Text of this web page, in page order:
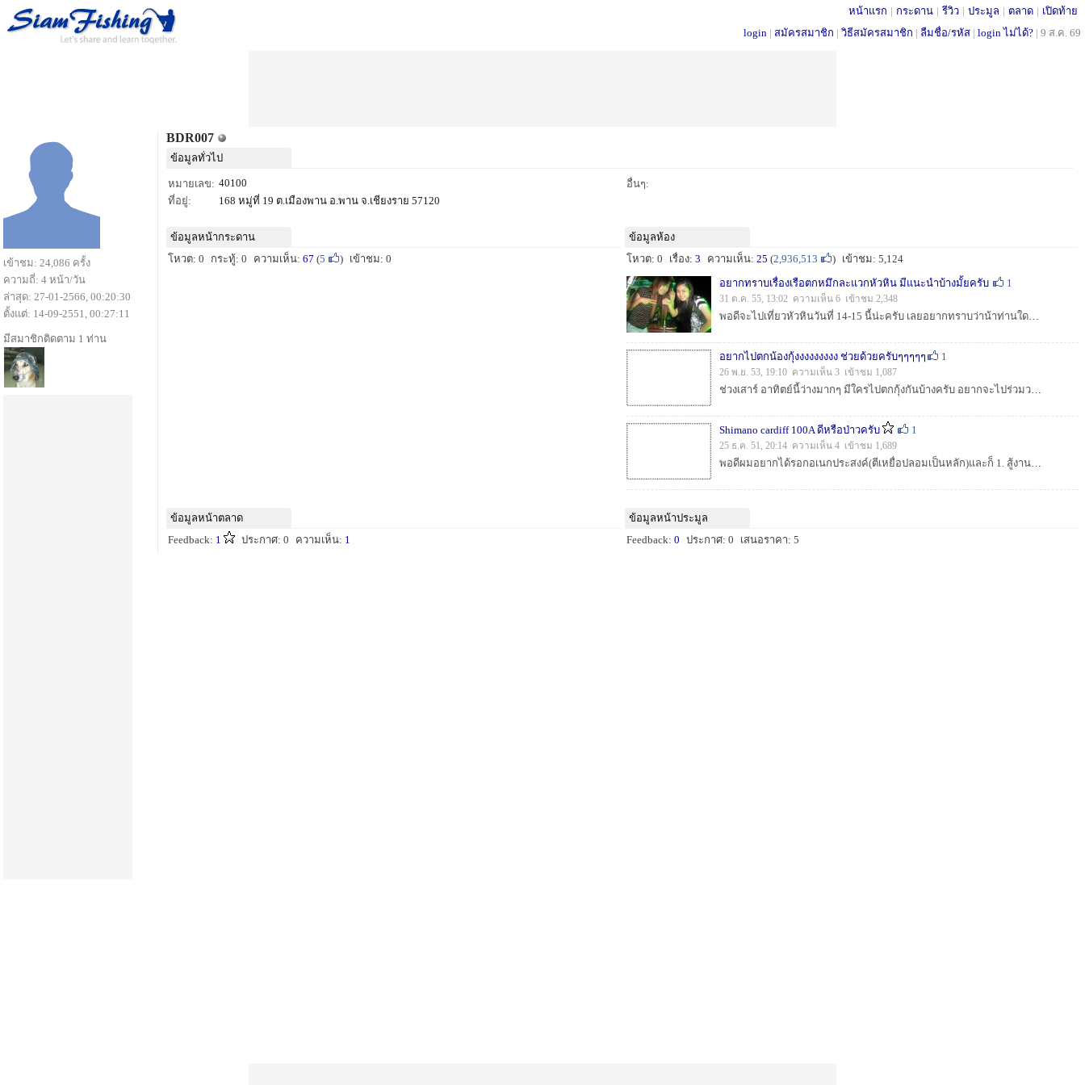
หน้าแรก | กระดาน | รีวิว | ประมูล | ตลาด | เปิดท้าย
login | สมัครสมาชิก | วิธีสมัครสมาชิก | ลืมชื่อ/รหัส | login ไม่ได้? | 9 ส.ค. 69
BDR007
ข้อมูลทั่วไป
หมายเลข: 40100
ที่อยู่:
168 หมู่ที่ 19 ต.เมืองพาน อ.พาน จ.เชียงราย 57120
อื่นๆ:
ข้อมูลหน้ากระดาน
โหวต: 0
กระทู้: 0 ความเห็น: 67 (5 ) เข้าชม: 0
ข้อมูลห้อง
โหวต: 0
เรื่อง: 3 ความเห็น: 25 (2,936,513 ) เข้าชม: 5,124
อยากทราบเรื่องเรือตกหมึกละแวกหัวหิน มีแนะนำบ้างมั้ยครับ
1
31 ต.ค. 55, 13:02 ความเห็น 6 เข้าชม 2,348
พอดีจะไปเที่ยวหัวหินวันที่ 14-15 นี้น่ะครับ เลยอยากทราบว่าน้าท่านใดพอรู้จักเรือที่สามารถพาออกไปตกหมึกได้ไหม (รร. ที่พักอยู่ติดหาดน่ะครับ) ขอบคุณมากคร...
อยากไปตกน้องกุ้งงงงงงงงง ช่วยด้วยครับๆๆๆๆๆ 1
26 พ.ย. 53, 19:10 ความเห็น 3 เข้าชม 1,087
ช่วงเสาร์ อาทิตย์นี้ว่างมากๆ มีใครไปตกกุ้งกันบ้างครับ อยากจะไปร่วมวงด้วยคน หรือไม่ก็ รบกวนน้าๆ ช่วยแนะนำเรือไต๋ตกกุ้ง แถวบางประกง ให้หน่อ...
Shimano cardiff 100A ดีหรือป่าวครับ 1
25 ธ.ค. 51, 20:14 ความเห็น 4 เข้าชม 1,689
พอดีผมอยากได้รอกอเนกประสงค์(ตีเหยื่อปลอมเป็นหลัก)และก็ 1. สู้งานหนักๆได้ ...
ข้อมูลหน้าตลาด
Feedback: 1 ประกาศ: 0 ความเห็น: 1
ข้อมูลหน้าประมูล
Feedback: 0 ประกาศ: 0 เสนอราคา: 5
เข้าชม: 24,086 ครั้ง
ความถี่: 4 หน้า/วัน
ล่าสุด: 27-01-2566, 00:20:30
ตั้งแต่: 14-09-2551, 00:27:11
มีสมาชิกติดตาม 1 ท่าน